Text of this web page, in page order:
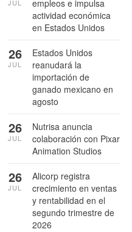
empleos e impulsa
actividad económica
en Estados Unidos
JUL
Estados Unidos
reanudará la
importación de
ganado mexicano en
agosto
26
JUL
Nutrisa anuncia
colaboración con Pixar
Animation Studios
26
JUL
Alicorp registra
crecimiento en ventas
y rentabilidad en el
segundo trimestre de
2026
26
JUL